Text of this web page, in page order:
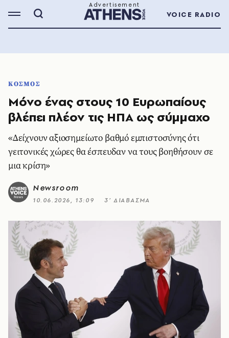
VOICE RADIO
ΚΟΣΜΟΣ
Μόνο ένας στους 10 Ευρωπαίους
βλέπει πλέον τις ΗΠΑ ως σύμμαχο
«Δείχνουν αξιοσημείωτο βαθμό εμπιστοσύνης ότι
γειτονικές χώρες θα έσπευδαν να τους βοηθήσουν σε
μια κρίση»
Newsroom
10.06.2026, 13:09 3’ ΔΙΑΒΑΣΜΑ